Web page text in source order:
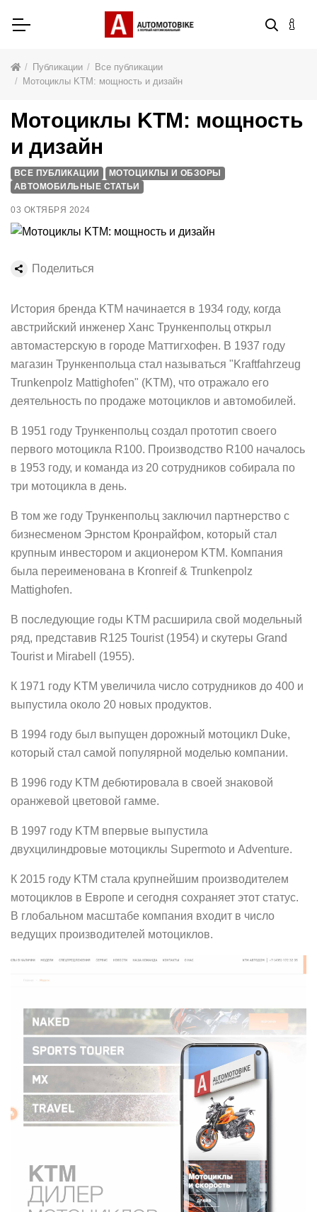
Публикации
Все публикации
Мотоциклы KTM: мощность и дизайн
История бренда KTM начинается в 1934 году, когда
австрийский инженер Ханс Трункенпольц открыл
автомастерскую в городе Маттигхофен. В 1937 году
магазин Трункенпольца стал называться "Kraftfahrzeug
Trunkenpolz Mattighofen" (KTM), что отражало его
деятельность по продаже мотоциклов и автомобилей.
В 1951 году Трункенпольц создал прототип своего
первого мотоцикла R100. Производство R100 началось
в 1953 году, и команда из 20 сотрудников собирала по
три мотоцикла в день.
В том же году Трункенпольц заключил партнерство с
бизнесменом Эрнстом Кронрайфом, который стал
крупным инвестором и акционером KTM. Компания
была переименована в Kronreif & Trunkenpolz
Mattighofen.
В последующие годы KTM расширила свой модельный
ряд, представив R125 Tourist (1954) и скутеры Grand
Tourist и Mirabell (1955).
К 1971 году KTM увеличила число сотрудников до 400 и
выпустила около 20 новых продуктов.
В 1994 году был выпущен дорожный мотоцикл Duke,
который стал самой популярной моделью компании.
В 1996 году KTM дебютировала в своей знаковой
оранжевой цветовой гамме.
В 1997 году KTM впервые выпустила
двухцилиндровые мотоциклы Supermoto и Adventure.
К 2015 году KTM стала крупнейшим производителем
мотоциклов в Европе и сегодня сохраняет этот статус.
В глобальном масштабе компания входит в число
ведущих производителей мотоциклов.
Мотоциклы KTM: мощность
и дизайн
ВСЕ ПУБЛИКАЦИИ
МОТОЦИКЛЫ И ОБЗОРЫ
АВТОМОБИЛЬНЫЕ СТАТЬИ
03 ОКТЯБРЯ 2024
Поделиться